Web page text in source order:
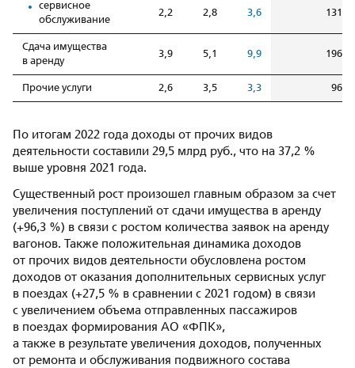
сервисное
обслуживание
2,2 2,8 3,6 131,7
Сдача имущества
в аренду
3,9 5,1 9,9 196,3
Прочие услуги 2,6 3,5 3,3 96,0
По итогам 2022 года доходы от прочих видов
деятельности составили 29,5 млрд руб., что на 37,2 %
выше уровня 2021 года.
Существенный рост произошел главным образом за счет
увеличения поступлений от сдачи имущества в аренду
(+96,3 %) в связи с ростом количества заявок на аренду
вагонов. Также положительная динамика доходов
от прочих видов деятельности обусловлена ростом
доходов от оказания дополнительных сервисных услуг
в поездах (+27,5 % в сравнении с 2021 годом) в связи
с увеличением объема отправленных пассажиров
в поездах формирования АО «ФПК»,
а также в результате увеличения доходов, полученных
от ремонта и обслуживания подвижного состава